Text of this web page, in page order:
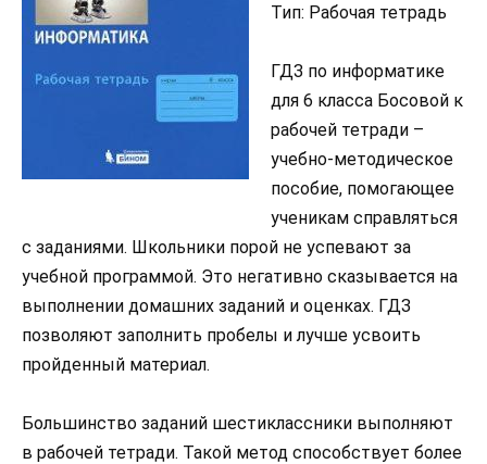
Тип: Рабочая тетрадь
ГДЗ по информатике
для 6 класса Босовой к
рабочей тетради –
учебно-методическое
пособие, помогающее
ученикам справляться
с заданиями. Школьники порой не успевают за
учебной программой. Это негативно сказывается на
выполнении домашних заданий и оценках. ГДЗ
позволяют заполнить пробелы и лучше усвоить
пройденный материал.
Большинство заданий шестиклассники выполняют
в рабочей тетради. Такой метод способствует более